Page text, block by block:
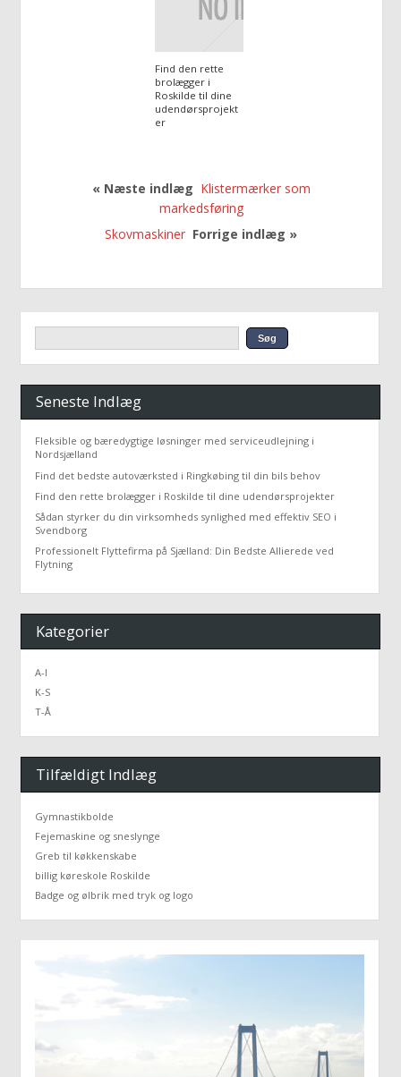
Find den rette
brolægger i
Roskilde til dine
udendørsprojekt
er
« Næste indlæg Klistermærker som
markedsføring
Skovmaskiner Forrige indlæg »
Seneste Indlæg
Fleksible og bæredygtige løsninger med serviceudlejning i
Nordsjælland
Find det bedste autoværksted i Ringkøbing til din bils behov
Find den rette brolægger i Roskilde til dine udendørsprojekter
Sådan styrker du din virksomheds synlighed med effektiv SEO i
Svendborg
Professionelt Flyttefirma på Sjælland: Din Bedste Allierede ved
Flytning
Kategorier
A-I
K-S
T-Å
Tilfældigt Indlæg
Gymnastikbolde
Fejemaskine og sneslynge
Greb til køkkenskabe
billig køreskole Roskilde
Badge og ølbrik med tryk og logo